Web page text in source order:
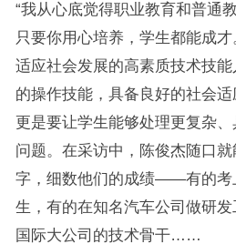
“我从心底觉得职业教育和普通
只要你用心培养，学生都能成
适应社会发展的高素质技术技
的操作技能，具备良好的社会适
更是要让学生能够处理更复杂
问题。在采访中，陈俊杰随口
字，细数他们的成绩——有的考
生，有的在知名汽车公司做研
国际大公司的技术骨干……